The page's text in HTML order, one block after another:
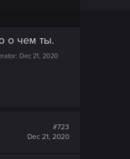
о чем ты.
Dec 21, 2020
#723
Dec 21, 2020